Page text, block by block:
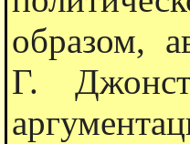
образом,
Г.